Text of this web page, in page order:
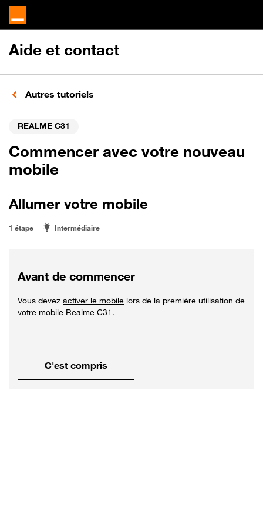
Aide et contact
Autres tutoriels
REALME C31
Commencer avec votre nouveau
mobile
Allumer votre mobile
1 étape Intermédiaire
Avant de commencer
Vous devez activer le mobile lors de la première utilisation de
votre mobile Realme C31.
C'est compris